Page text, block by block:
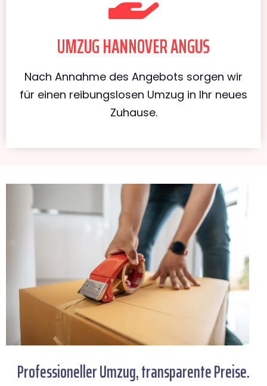
UMZUG HANNOVER ANGUS
Nach Annahme des Angebots sorgen wir
für einen reibungslosen Umzug in Ihr neues
Zuhause.
Professioneller Umzug, transparente Preise.